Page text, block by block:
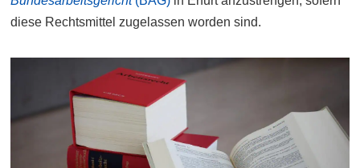
diese Rechtsmittel zugelassen worden sind.